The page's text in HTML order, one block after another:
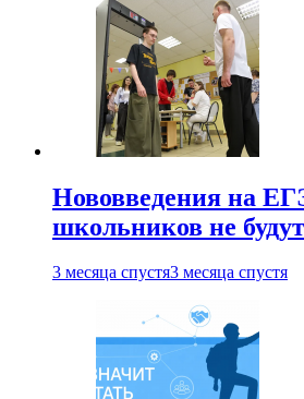
Нововведения на
школьников не
3 месяца спустя3 месяца спустя